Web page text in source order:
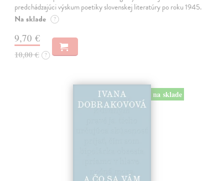
predchádzajúci výskum poetiky slovenskej literatúry po roku 1945.
Na sklade ?
9,70 €
10,00 € ?
na sklade